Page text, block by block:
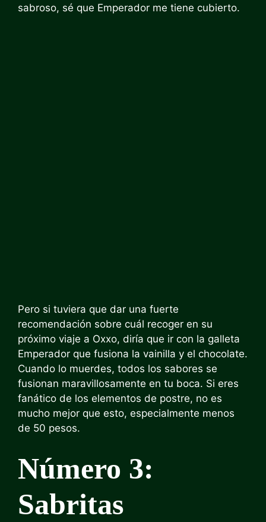
sabroso, sé que Emperador me tiene cubierto.
Pero si tuviera que dar una fuerte
recomendación sobre cuál recoger en su
próximo viaje a Oxxo, diría que ir con la galleta
Emperador que fusiona la vainilla y el chocolate.
Cuando lo muerdes, todos los sabores se
fusionan maravillosamente en tu boca. Si eres
fanático de los elementos de postre, no es
mucho mejor que esto, especialmente menos
de 50 pesos.
Número 3:
Sabritas